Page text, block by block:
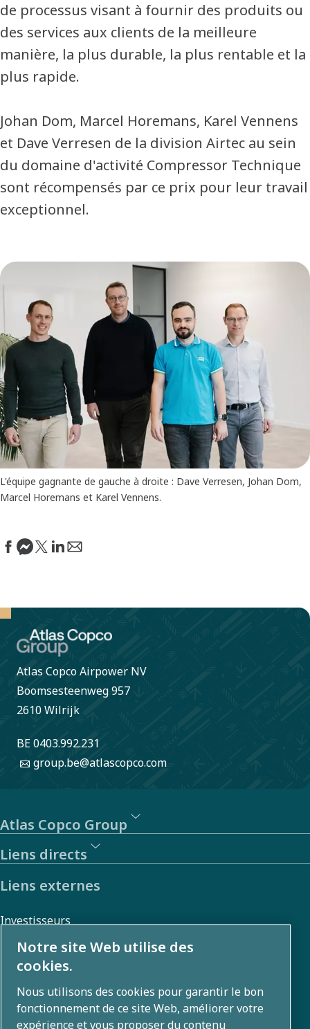
de processus visant à fournir des produits ou
des services aux clients de la meilleure
manière, la plus durable, la plus rentable et la
plus rapide.
Johan Dom, Marcel Horemans, Karel Vennens
et Dave Verresen de la division Airtec au sein
du domaine d'activité Compressor Technique
sont récompensés par ce prix pour leur travail
exceptionnel.
L'équipe gagnante de gauche à droite : Dave Verresen, Johan Dom,
Marcel Horemans et Karel Vennens.
Atlas Copco Airpower NV
Boomsesteenweg 957
2610 Wilrijk
BE 0403.992.231
group.be@atlascopco.com
Atlas Copco Group
Liens directs
Liens externes
Investisseurs
Galerie photos et vidéos
Qui sommes-nous ?
Notre site Web utilise des
cookies.
Nous utilisons des cookies pour garantir le bon
fonctionnement de ce site Web, améliorer votre
expérience et vous proposer du contenu